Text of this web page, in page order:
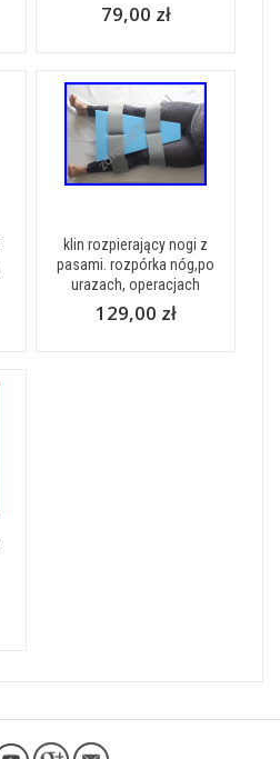
79,00 zł
klin rozpierający nogi z
pasami. rozpórka nóg,po
urazach, operacjach
129,00 zł